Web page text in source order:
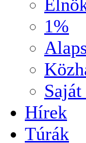
1%
Hírek
Túrák